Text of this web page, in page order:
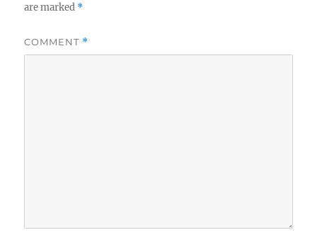
are marked *
COMMENT *